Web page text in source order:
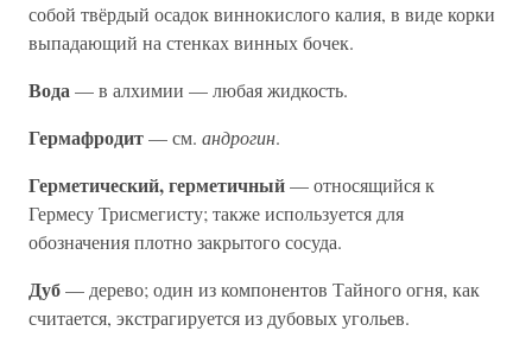
собой твёрдый осадок виннокислого калия, в виде корки
выпадающий на стенках винных бочек.
Вода— в алхимии — любая жидкость.
Гермафродит— см. андрогин.
Герметический, герметичный— относящийся к
Гермесу Трисмегисту; также используется для
обозначения плотно закрытого сосуда.
Дуб— дерево; один из компонентов Тайного огня, как
считается, экстрагируется из дубовых угольев.